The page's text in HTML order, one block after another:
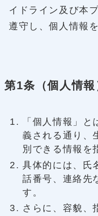
イドライン及び本
遵守し、個人情報
第1条（個人情報
「個人情報」
義される通り、
別できる情報を
具体的には、氏
話番号、連絡先
す。
さらに、容貌、